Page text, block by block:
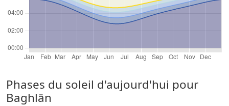
Phases du soleil d'aujourd'hui pour
Baghlān